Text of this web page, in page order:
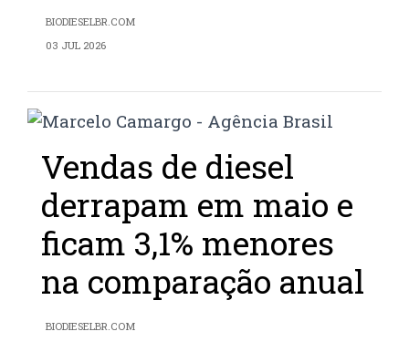
BIODIESELBR.COM
03 JUL 2026
Vendas de diesel
derrapam em maio e
ficam 3,1% menores
na comparação anual
BIODIESELBR.COM